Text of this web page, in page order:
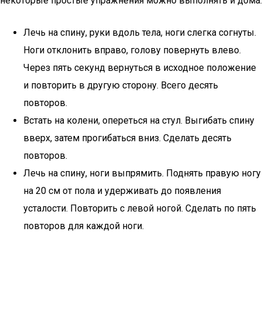
Лечь на спину, руки вдоль тела, ноги слегка согнуты.
Ноги отклонить вправо, голову повернуть влево.
Через пять секунд вернуться в исходное положение
и повторить в другую сторону. Всего десять
повторов.
Встать на колени, опереться на стул. Выгибать спину
вверх, затем прогибаться вниз. Сделать десять
повторов.
Лечь на спину, ноги выпрямить. Поднять правую ногу
на 20 см от пола и удерживать до появления
усталости. Повторить с левой ногой. Сделать по пять
повторов для каждой ноги.